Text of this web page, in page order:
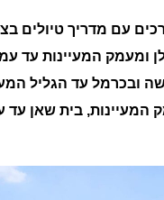
עם מדריך טיולים
ומעמק המעיינות עד
ובכרמל עד הגליל
המעיינות, בית שאן עד